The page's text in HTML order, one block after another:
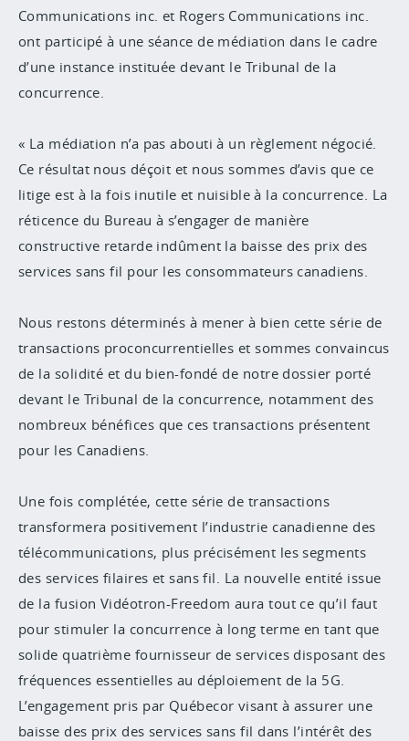
Communications inc. et Rogers Communications inc.
ont participé à une séance de médiation dans le cadre
d’une instance instituée devant le Tribunal de la
concurrence.
« La médiation n’a pas abouti à un règlement négocié.
Ce résultat nous déçoit et nous sommes d’avis que ce
litige est à la fois inutile et nuisible à la concurrence. La
réticence du Bureau à s’engager de manière
constructive retarde indûment la baisse des prix des
services sans fil pour les consommateurs canadiens.
Nous restons déterminés à mener à bien cette série de
transactions proconcurrentielles et sommes convaincus
de la solidité et du bien-fondé de notre dossier porté
devant le Tribunal de la concurrence, notamment des
nombreux bénéfices que ces transactions présentent
pour les Canadiens.
Une fois complétée, cette série de transactions
transformera positivement l’industrie canadienne des
télécommunications, plus précisément les segments
des services filaires et sans fil. La nouvelle entité issue
de la fusion Vidéotron-Freedom aura tout ce qu’il faut
pour stimuler la concurrence à long terme en tant que
solide quatrième fournisseur de services disposant des
fréquences essentielles au déploiement de la 5G.
L’engagement pris par Québecor visant à assurer une
baisse des prix des services sans fil dans l’intérêt des